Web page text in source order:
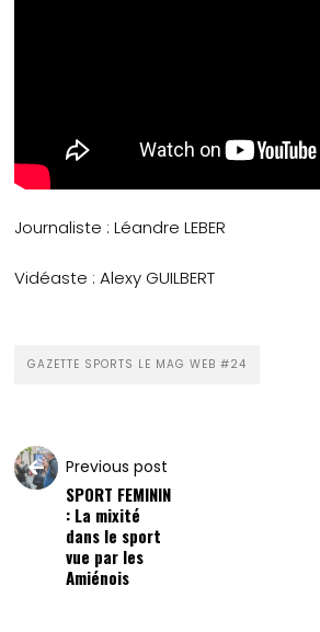
Journaliste : Léandre LEBER
Vidéaste : Alexy GUILBERT
GAZETTE SPORTS LE MAG WEB #24
Previous post
SPORT FEMININ
: La mixité
dans le sport
vue par les
Amiénois